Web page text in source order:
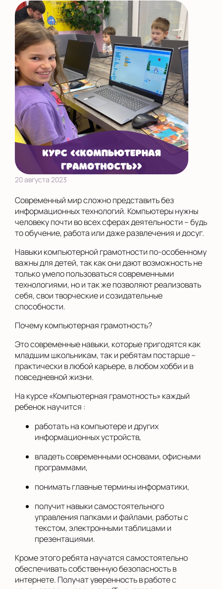
20 августа 2023
Современный мир сложно представить без
информационных технологий. Компьютеры нужны
человеку почти во всех сферах деятельности – будь
то обучение, работа или даже развлечения и досуг.
Навыки компьютерной грамотности по-особенному
важны для детей, так как они дают возможность не
только умело пользоваться современными
технологиями, но и так же позволяют реализовать
себя, свои творческие и созидательные
способности.
Почему компьютерная грамотность?
Это современные навыки, которые пригодятся как
младшим школьникам, так и ребятам постарше –
практически в любой карьере, в любом хобби и в
повседневной жизни.
На курсе «Компьютерная грамотность» каждый
ребенок научится :
работать на компьютере и других
информационных устройств,
владеть современными основами, офисными
программами,
понимать главные термины информатики,
получит навыки самостоятельного
управления папками и файлами, работы с
текстом, электронными таблицами и
презентациями.
Кроме этого ребята научатся самостоятельно
обеспечивать собственную безопасность в
интернете. Получат уверенность в работе с